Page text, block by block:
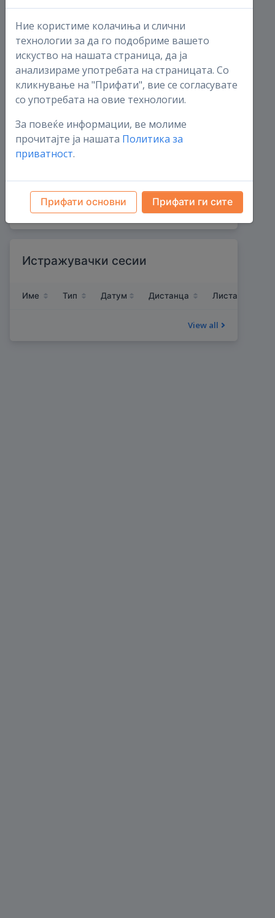
овој месец 0 овој месец 0
Трансекти
0
овој месец 0
Комплетна листа
0
овој месец 0
Гнезда на штркови
0
овој месец 0
Истражувачки сесии
Име Тип Датум Дистанца Листа на
View all
Ние користиме колачиња и слични
технологии за да го подобриме вашето
искуство на нашата страница, да ја
анализираме употребата на страницата. Со
кликнување на "Прифати", вие се согласувате
со употребата на овие технологии.
За повеќе информации, ве молиме
прочитајте ја нашата Политика за
приватност.
Прифати основни Прифати ги сите